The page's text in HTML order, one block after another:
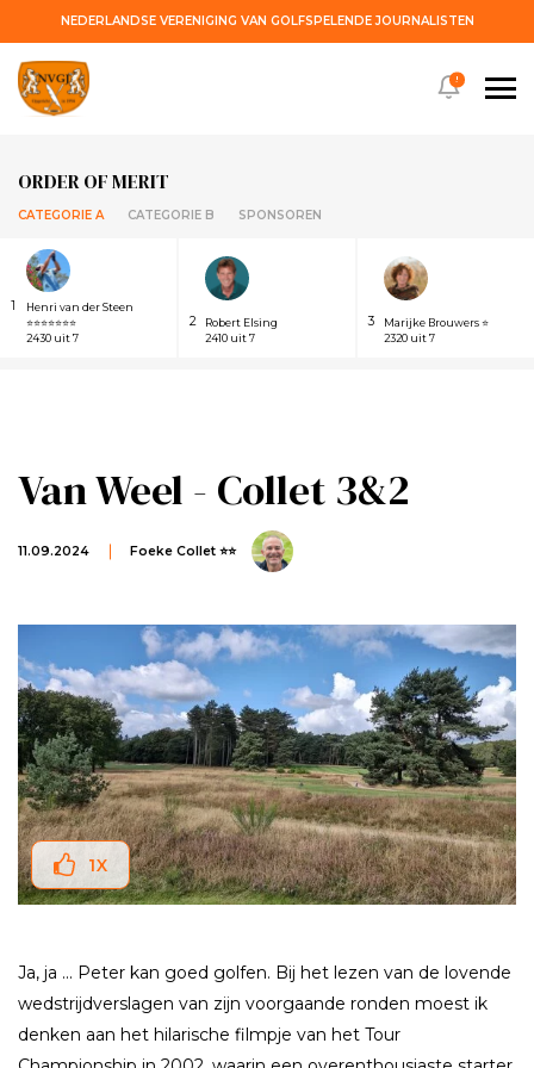
NEDERLANDSE VERENIGING VAN GOLFSPELENDE JOURNALISTEN
ORDER OF MERIT
CATEGORIE A CATEGORIE B SPONSOREN
1
Henri van der Steen
⭐⭐⭐⭐⭐⭐⭐
2430 uit 7
2
Robert Elsing
2410 uit 7
3
Marijke Brouwers ⭐
2320 uit 7
!
Van Weel - Collet 3&2
11.09.2024 Foeke Collet ⭐⭐
1X
Ja, ja ... Peter kan goed golfen. Bij het lezen van de lovende
wedstrijdverslagen van zijn voorgaande ronden moest ik
denken aan het hilarische filmpje van het Tour